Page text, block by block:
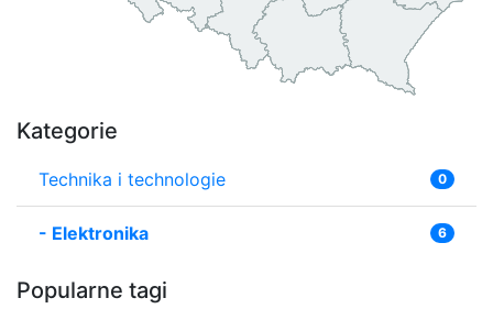
Kategorie
Technika i technologie 0
- Elektronika 6
Popularne tagi